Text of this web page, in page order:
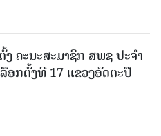
ງ ຄະນະສະມາຊິກ ສພຊ ປະຈຳ
ລືອກຕັ້ງທີ 17 ແຂວງອັດຕະປື